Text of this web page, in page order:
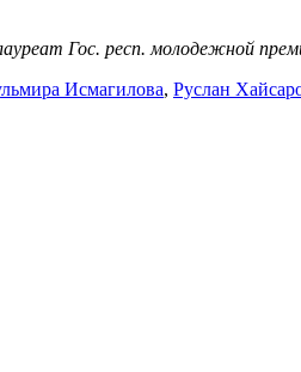
Гос. респ. молодежной
Исмагилова, Руслан